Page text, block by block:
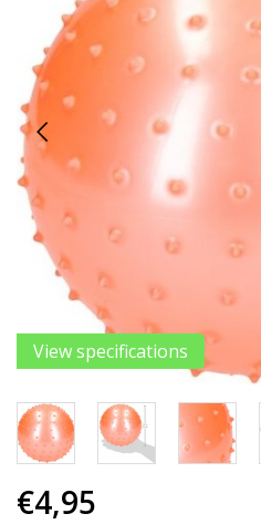
View specifications
€4,95